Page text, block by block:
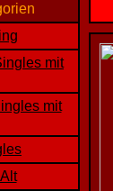
mit
mit